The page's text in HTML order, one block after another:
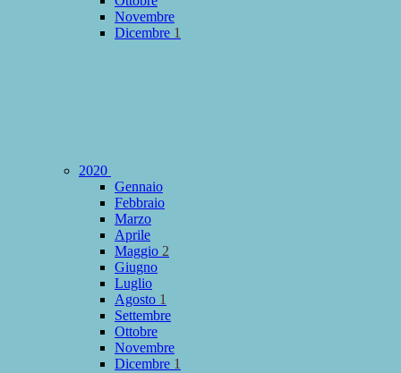
Novembre
Dicembre 1
2020
Gennaio
Febbraio
Marzo
Aprile
Maggio 2
Giugno
Luglio
Agosto 1
Settembre
Ottobre
Novembre
Dicembre 1